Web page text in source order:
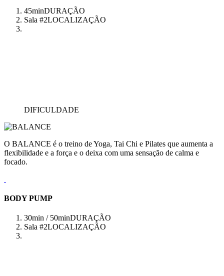
45minDURAÇÃO
Sala #2LOCALIZAÇÃO
DIFICULDADE
O BALANCE é o treino de Yoga, Tai Chi e Pilates que aumenta a
flexibilidade e a força e o deixa com uma sensação de calma e
focado.
BODY PUMP
30min / 50minDURAÇÃO
Sala #2LOCALIZAÇÃO